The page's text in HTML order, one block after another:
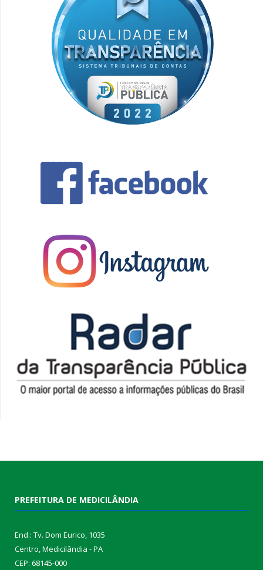
PREFEITURA DE MEDICILÂNDIA
End.: Tv. Dom Eurico, 1035
Centro, Medicilândia - PA
CEP: 68145-000